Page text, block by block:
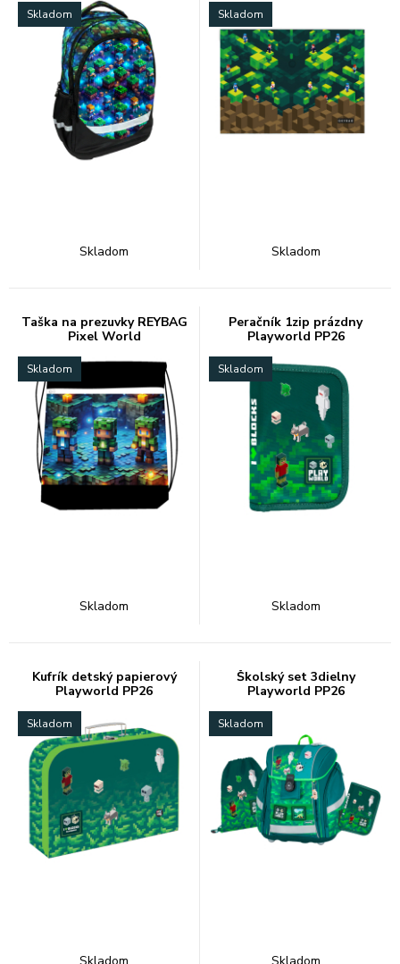
Skladom
Skladom
Skladom
Skladom
Taška na prezuvky REYBAG
Pixel World
Skladom
Skladom
Peračník 1zip prázdny
Playworld PP26
Skladom
Skladom
Kufrík detský papierový
Playworld PP26
Skladom
Školský set 3dielny
Playworld PP26
Skladom